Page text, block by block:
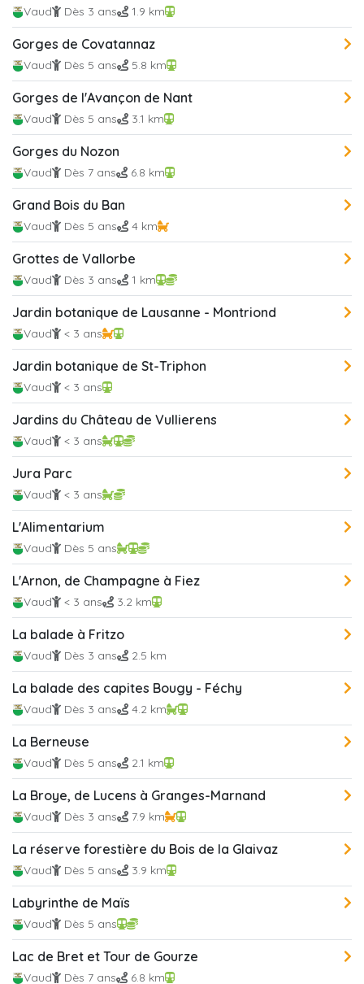
Vaud Dès 3 ans 1.9 km
Gorges de Covatannaz
Vaud Dès 5 ans 5.8 km
Gorges de l'Avançon de Nant
Vaud Dès 5 ans 3.1 km
Gorges du Nozon
Vaud Dès 7 ans 6.8 km
Grand Bois du Ban
Vaud Dès 5 ans 4 km
Grottes de Vallorbe
Vaud Dès 3 ans 1 km
Jardin botanique de Lausanne - Montriond
Vaud < 3 ans
Jardin botanique de St-Triphon
Vaud < 3 ans
Jardins du Château de Vullierens
Vaud < 3 ans
Jura Parc
Vaud < 3 ans
L'Alimentarium
Vaud Dès 5 ans
L'Arnon, de Champagne à Fiez
Vaud < 3 ans 3.2 km
La balade à Fritzo
Vaud Dès 3 ans 2.5 km
La balade des capites Bougy - Féchy
Vaud Dès 3 ans 4.2 km
La Berneuse
Vaud Dès 5 ans 2.1 km
La Broye, de Lucens à Granges-Marnand
Vaud Dès 3 ans 7.9 km
La réserve forestière du Bois de la Glaivaz
Vaud Dès 5 ans 3.9 km
Labyrinthe de Maïs
Vaud Dès 5 ans
Lac de Bret et Tour de Gourze
Vaud Dès 7 ans 6.8 km